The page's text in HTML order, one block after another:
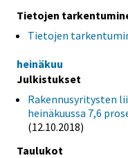
Tietojen
Tietojen
heinäkuu
Julkistukset
Rakennusyritysten
heinäkuussa 7,6
(12.10.2018)
Taulukot